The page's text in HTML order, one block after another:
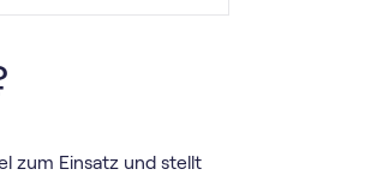
zum Einsatz und stellt